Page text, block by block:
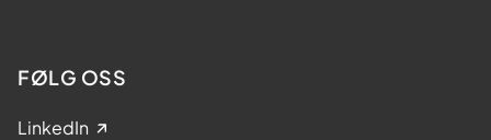
og vektertjeneste i midten.
Innhold
FØLG OSS
LinkedIn